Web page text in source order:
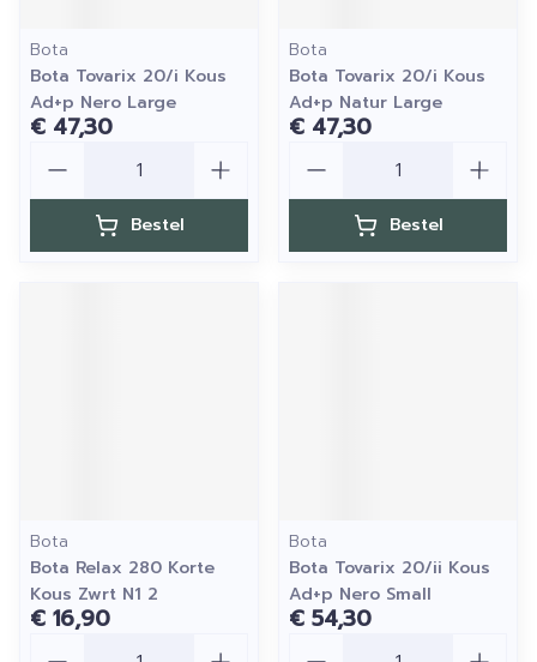
Bota
Bota Tovarix 20/i Kous
Ad+p Nero Large
€ 47,30
Bestel
Bota
Bota Tovarix 20/i Kous
Ad+p Natur Large
€ 47,30
Bestel
Bota
Bota Relax 280 Korte
Kous Zwrt N1 2
€ 16,90
Bota
Bota Tovarix 20/ii Kous
Ad+p Nero Small
€ 54,30